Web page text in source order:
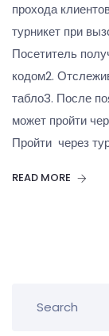
прохода
турникет при
Посетитель
кодом2.
табло3. После
может пройти
Пройти через
READ MORE